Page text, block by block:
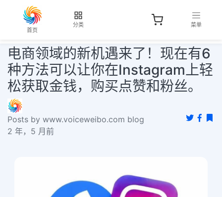
首页
分类 菜单
电商领域的新机遇来了！现在有6
种方法可以让你在Instagram上轻
松获取金钱，购买点赞和粉丝。
Posts by www.voiceweibo.com blog
2 年，5 月前